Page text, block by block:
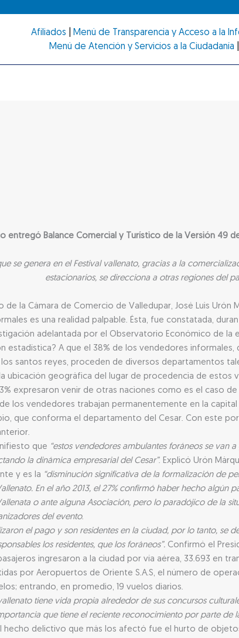
Afiliados Menú de Transparencia y Acceso a la
Menú de Atención y Servicios a la Ciudadanía
entregó Balance Comercial y Turístico de la Versión 49
se genera en el Festival vallenato, gracias a la
estacionarios, se direcciona a otras regiones del
de la Cámara de Comercio de Valledupar, José Luis Urón
es una realidad palpable. Ésta, fue constatada,
adelantada por el Observatorio Económico de la
estadística? A que el 38% de los vendedores
santos reyes, proceden de diversos departamentos
la ubicación geográfica del lugar de procedencia de estos
expresaron venir de otras naciones como es el caso de
los vendedores trabajan permanentemente en la
que conforma el departamento del Cesar. Con este
que “estos vendedores ambulantes foráneos se van
la dinámica empresarial del Cesar”. Explicó Urón
y es la “disminución significativa de la formalización de
En el año 2013, el 27% confirmó haber hecho algún
o ante alguna Asociación, pero lo paradójico de la
del evento.
el pago y son residentes en la ciudad, por lo tanto, se
los residentes, que los foráneos”. Confirmó el
ingresaron a la ciudad por vía aérea, 33.693 en
por Aeropuertos de Oriente S.A.S, el número de
entrando, en promedio, 19 vuelos diarios.
tiene vida propia alrededor de sus concursos
que tiene el reciente reconocimiento por parte de
hecho delictivo que más los afectó fue el hurto de